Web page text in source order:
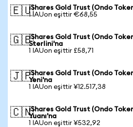
🇪🇺iShares Gold Trust (Ondo
1 IAUon eşittir €68,55
🇬🇧iShares Gold Trust (Ondo
Sterlini'na
1 IAUon eşittir £58,71
🇯🇵iShares Gold Trust (Ondo
Yeni'na
1 IAUon eşittir ¥12.517,38
🇨🇳iShares Gold Trust (Ondo
Yuanı'na
1 IAUon eşittir ¥532,92